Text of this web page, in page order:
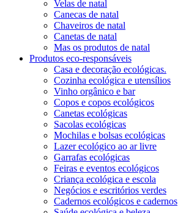
Velas de natal
Canecas de natal
Chaveiros de natal
Canetas de natal
Mas os produtos de natal
Produtos eco-responsáveis
Casa e decoração ecológicas.
Cozinha ecológica e utensílios
Vinho orgânico e bar
Copos e copos ecológicos
Canetas ecológicas
Sacolas ecológicas
Mochilas e bolsas ecológicas
Lazer ecológico ao ar livre
Garrafas ecológicas
Feiras e eventos ecológicos
Criança ecológica e escola
Negócios e escritórios verdes
Cadernos ecológicos e cadernos